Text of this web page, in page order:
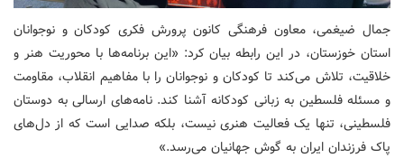
جمال ضیغمی، معاون فرهنگی کانون پرورش فکری کودکان و نوجوانان
استان خوزستان، در این رابطه بیان کرد: «این برنامه‌ها با محوریت هنر و
خلاقیت، تلاش می‌کند تا کودکان و نوجوانان را با مفاهیم انقلاب، مقاومت
و مسئله فلسطین به زبانی کودکانه آشنا کند. نامه‌های ارسالی به دوستان
فلسطینی، تنها یک فعالیت هنری نیست، بلکه صدایی است که از دل‌های
پاک فرزندان ایران به گوش جهانیان می‌رسد.»